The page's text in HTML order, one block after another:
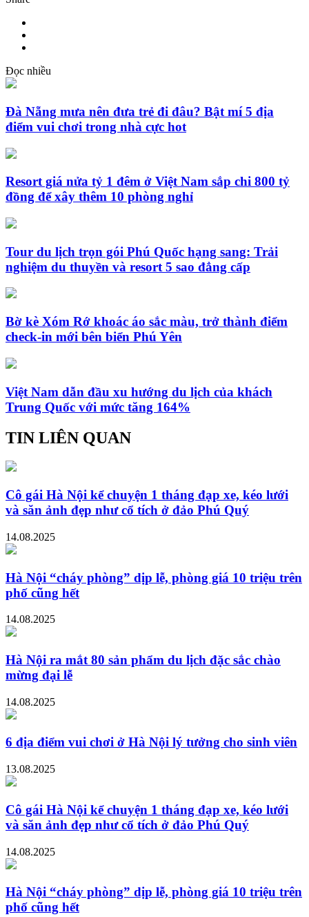
Đọc nhiều
Đà Nẵng mưa nên đưa trẻ đi đâu? Bật mí 5 địa
điểm vui chơi trong nhà cực hot
Resort giá nửa tỷ 1 đêm ở Việt Nam sắp chi 800 tỷ
đồng để xây thêm 10 phòng nghỉ
Tour du lịch trọn gói Phú Quốc hạng sang: Trải
nghiệm du thuyền và resort 5 sao đẳng cấp
Bờ kè Xóm Rớ khoác áo sắc màu, trở thành điểm
check-in mới bên biển Phú Yên
Việt Nam dẫn đầu xu hướng du lịch của khách
Trung Quốc với mức tăng 164%
TIN LIÊN QUAN
Cô gái Hà Nội kể chuyện 1 tháng đạp xe, kéo lưới
và săn ảnh đẹp như cổ tích ở đảo Phú Quý
14.08.2025
Hà Nội “cháy phòng” dịp lễ, phòng giá 10 triệu trên
phố cũng hết
14.08.2025
Hà Nội ra mắt 80 sản phẩm du lịch đặc sắc chào
mừng đại lễ
14.08.2025
6 địa điểm vui chơi ở Hà Nội lý tưởng cho sinh viên
13.08.2025
Cô gái Hà Nội kể chuyện 1 tháng đạp xe, kéo lưới
và săn ảnh đẹp như cổ tích ở đảo Phú Quý
14.08.2025
Hà Nội “cháy phòng” dịp lễ, phòng giá 10 triệu trên
phố cũng hết